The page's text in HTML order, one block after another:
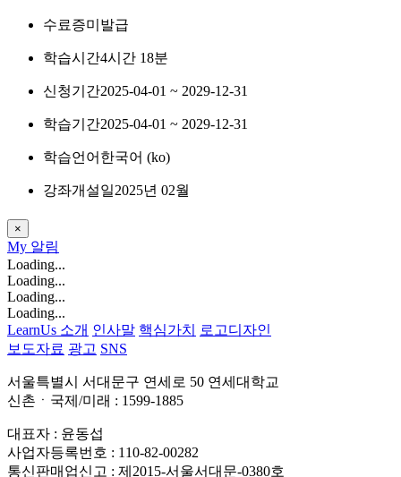
수료증미발급
학습시간4시간 18분
신청기간2025-04-01 ~ 2029-12-31
학습기간2025-04-01 ~ 2029-12-31
학습언어 한국어 ‎(ko)‎
강좌개설일2025년 02월
×
My 알림
Loading...
Loading...
Loading...
Loading...
LearnUs 소개 인사말 핵심가치
로고디자인
보도자료 광고 SNS
서울특별시 서대문구 연세로 50 연세대학교
신촌ㆍ국제/미래 : 1599-1885
대표자 : 윤동섭
사업자등록번호 : 110-82-00282
통신판매업신고 : 제2015-서울서대문-0380호